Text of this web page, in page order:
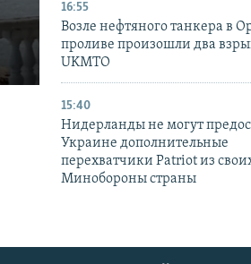
16:55
Возле нефтяного танкера в
проливе произошли два
UKMTO
15:40
Нидерланды не могут
Украине дополнительные
перехватчики Patriot из
Минобороны страны